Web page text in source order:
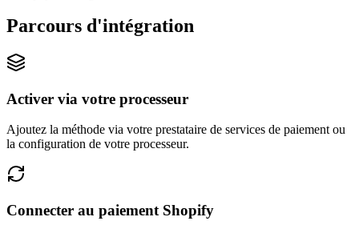
Parcours d'intégration
Activer via votre processeur
Ajoutez la méthode via votre prestataire de services de paiement ou
la configuration de votre processeur.
Connecter au paiement Shopify